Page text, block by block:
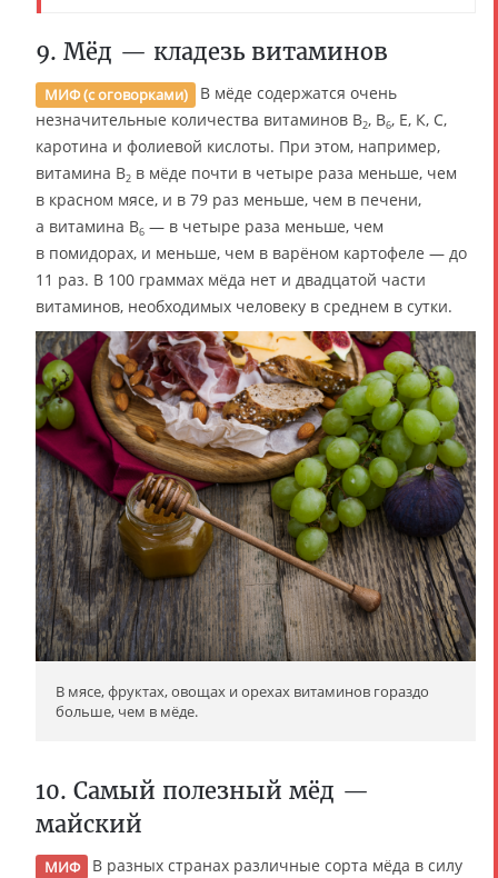
9. Мёд — кладезь витаминов
МИФ (с оговорками)
В мёде содержатся очень
незначительные количества витаминов В2, В6, Е, К, С,
каротина и фолиевой кислоты. При этом, например,
витамина В2 в мёде почти в четыре раза меньше, чем
в красном мясе, и в 79 раз меньше, чем в печени,
а витамина В6 — в четыре раза меньше, чем
в помидорах, и меньше, чем в варёном картофеле — до
11 раз. В 100 граммах мёда нет и двадцатой части
витаминов, необходимых человеку в среднем в сутки.
В мясе, фруктах, овощах и орехах витаминов гораздо
больше, чем в мёде.
10. Самый полезный мёд —
майский
МИФ
В разных странах различные сорта мёда в силу